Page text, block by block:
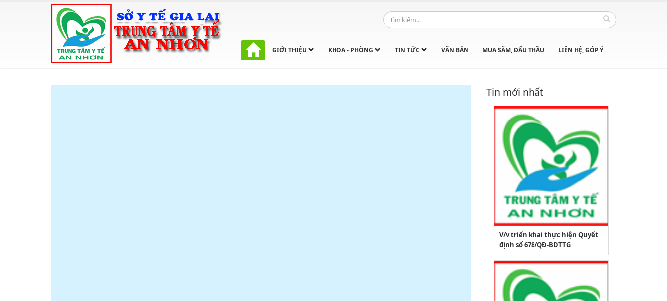
GIỚI THIỆU KHOA - PHÒNG TIN TỨC VĂN BẢN MUA SẮM, ĐẤU THẦU LIÊN HỆ, GÓP Ý
Tin mới nhất
V/v triển khai thực hiện Quyết
định số 678/QĐ-BDTTG